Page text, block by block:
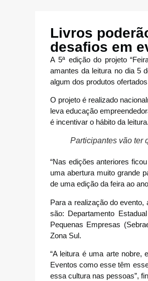
Livros
desafios em
A 5ª edição do projeto
amantes da leitura no dia 5
algum dos produtos
O projeto é realizado
leva educação
é incentivar o hábito da leitura.
Participantes vão ter
“Nas edições anteriores
uma abertura muito grande
de uma edição da feira ao
Para a realização do
são: Departamento
Pequenas Empresas
Zona Sul.
“A leitura é uma arte nobre,
Eventos como esse têm
essa cultura nas pessoas”,